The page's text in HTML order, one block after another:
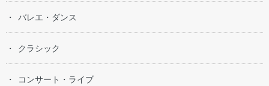
バレエ・ダンス
クラシック
コンサート・ライブ